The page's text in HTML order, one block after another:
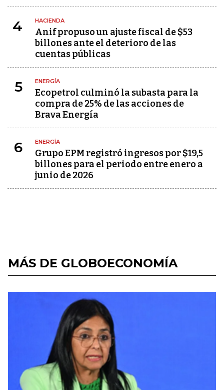
4 HACIENDA
Anif propuso un ajuste fiscal de $53
billones ante el deterioro de las
cuentas públicas
5 ENERGÍA
Ecopetrol culminó la subasta para la
compra de 25% de las acciones de
Brava Energía
6 ENERGÍA
Grupo EPM registró ingresos por $19,5
billones para el periodo entre enero a
junio de 2026
MÁS DE GLOBOECONOMÍA